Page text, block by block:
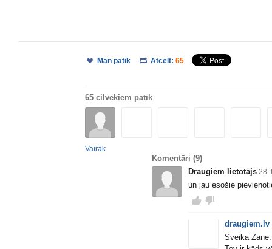
Man patīk Atcelt: 65
65 cilvēkiem patīk
Vairāk
Komentāri (9)
Draugiem lietotājs 28.
un jau esošie
draugiem.lv
Sveika